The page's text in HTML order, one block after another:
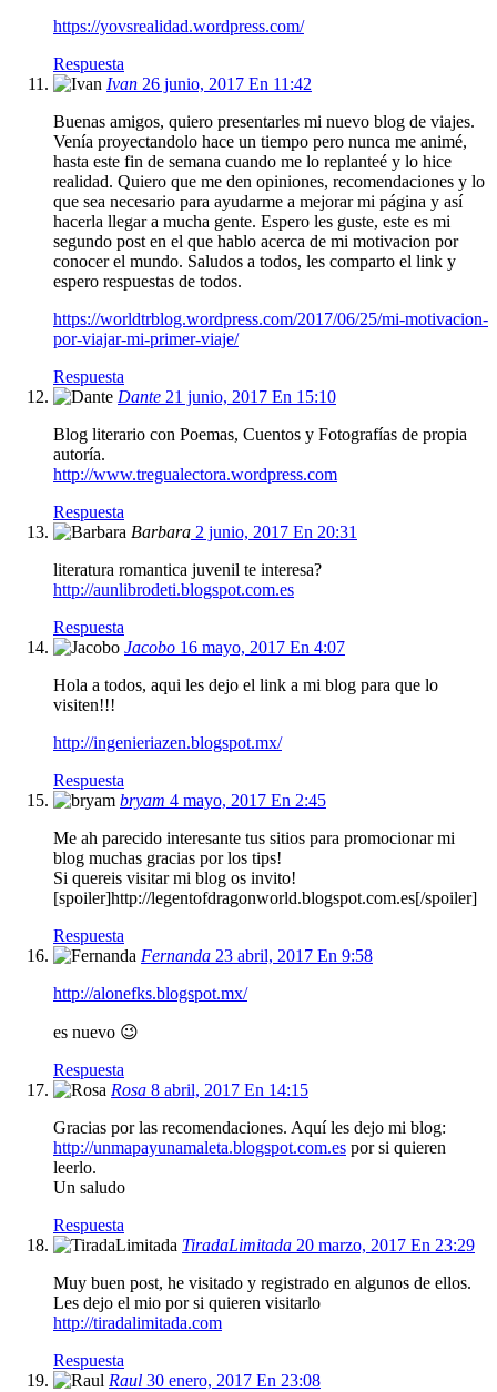
https://yovsrealidad.wordpress.com/
Respuesta
Ivan 26 junio, 2017 En 11:42
Buenas amigos, quiero presentarles mi nuevo blog de viajes.
Venía proyectandolo hace un tiempo pero nunca me animé,
hasta este fin de semana cuando me lo replanteé y lo hice
realidad. Quiero que me den opiniones, recomendaciones y lo
que sea necesario para ayudarme a mejorar mi página y así
hacerla llegar a mucha gente. Espero les guste, este es mi
segundo post en el que hablo acerca de mi motivacion por
conocer el mundo. Saludos a todos, les comparto el link y
espero respuestas de todos.
https://worldtrblog.wordpress.com/2017/06/25/mi-motivacion-
por-viajar-mi-primer-viaje/
Respuesta
Dante 21 junio, 2017 En 15:10
Blog literario con Poemas, Cuentos y Fotografías de propia
autoría.
http://www.tregualectora.wordpress.com
Respuesta
Barbara 2 junio, 2017 En 20:31
literatura romantica juvenil te interesa?
http://aunlibrodeti.blogspot.com.es
Respuesta
Jacobo 16 mayo, 2017 En 4:07
Hola a todos, aqui les dejo el link a mi blog para que lo
visiten!!!
http://ingenieriazen.blogspot.mx/
Respuesta
bryam 4 mayo, 2017 En 2:45
Me ah parecido interesante tus sitios para promocionar mi
blog muchas gracias por los tips!
Si quereis visitar mi blog os invito!
[spoiler]http://legentofdragonworld.blogspot.com.es[/spoiler]
Respuesta
Fernanda 23 abril, 2017 En 9:58
http://alonefks.blogspot.mx/
es nuevo 😉
Respuesta
Rosa 8 abril, 2017 En 14:15
Gracias por las recomendaciones. Aquí les dejo mi blog:
http://unmapayunamaleta.blogspot.com.es por si quieren
leerlo.
Un saludo
Respuesta
TiradaLimitada 20 marzo, 2017 En 23:29
Muy buen post, he visitado y registrado en algunos de ellos.
Les dejo el mio por si quieren visitarlo
http://tiradalimitada.com
Respuesta
Raul 30 enero, 2017 En 23:08